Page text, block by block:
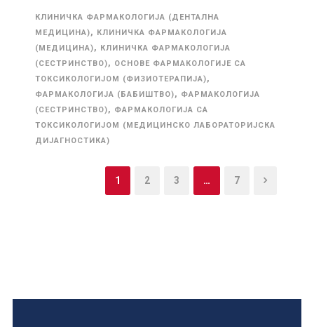
КЛИНИЧКА ФАРМАКОЛОГИЈА (ДЕНТАЛНА
МЕДИЦИНА), КЛИНИЧКА ФАРМАКОЛОГИЈА
(МЕДИЦИНА), КЛИНИЧКА ФАРМАКОЛОГИЈА
(СЕСТРИНСТВО), ОСНОВЕ ФАРМАКОЛОГИЈЕ СА
ТОКСИКОЛОГИЈОМ (ФИЗИОТЕРАПИЈА),
ФАРМАКОЛОГИЈА (БАБИШТВО), ФАРМАКОЛОГИЈА
(СЕСТРИНСТВО), ФАРМАКОЛОГИЈА СА
ТОКСИКОЛОГИЈОМ (МЕДИЦИНСКО ЛАБОРАТОРИЈСКА
ДИЈАГНОСТИКА)
1 2 3 … 7